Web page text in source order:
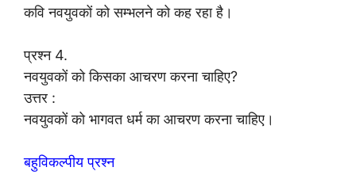
कवि नवयुवकों को सम्भलने को कह रहा है।
प्रश्न 4.
नवयुवकों को किसका आचरण करना चाहिए?
उत्तर :
नवयुवकों को भागवत धर्म का आचरण करना चाहिए।
बहुविकल्पीय प्रश्न